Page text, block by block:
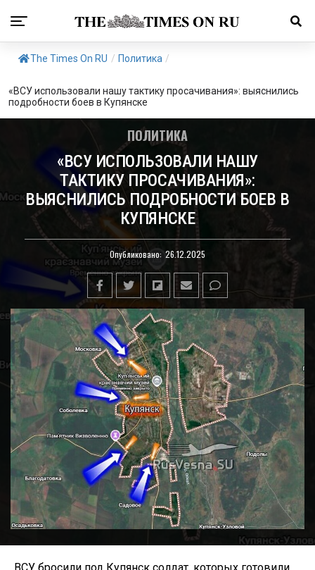
The Times On RU / Политика /
«ВСУ использовали нашу тактику просачивания»: выяснились
подробности боев в Купянске
ПОЛИТИКА
«ВСУ ИСПОЛЬЗОВАЛИ НАШУ
ТАКТИКУ ПРОСАЧИВАНИЯ»:
ВЫЯСНИЛИСЬ ПОДРОБНОСТИ БОЕВ В
КУПЯНСКЕ
Опубликовано: 26.12.2025